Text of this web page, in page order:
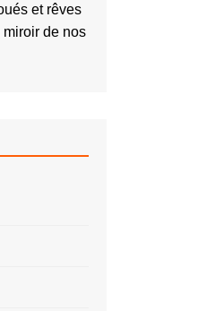
et rêves
miroir de nos